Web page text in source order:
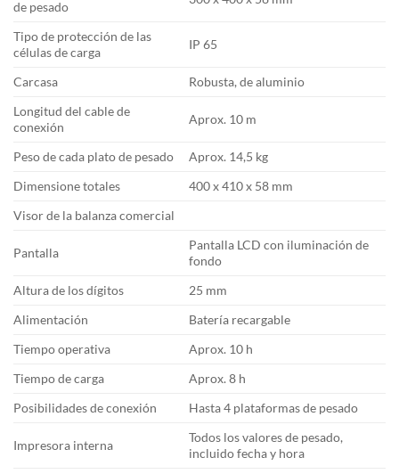
de pesado
Tipo de protección de las
células de carga
IP 65
Carcasa
Robusta, de aluminio
Longitud del cable de
conexión
Aprox. 10 m
Peso de cada plato de pesado
Aprox. 14,5 kg
Dimensione totales
400 x 410 x 58 mm
Visor de la balanza comercial
Pantalla
Pantalla LCD con iluminación de
fondo
Altura de los dígitos
25 mm
Alimentación
Batería recargable
Tiempo operativa
Aprox. 10 h
Tiempo de carga
Aprox. 8 h
Posibilidades de conexión
Hasta 4 plataformas de pesado
Impresora interna
Todos los valores de pesado,
incluido fecha y hora